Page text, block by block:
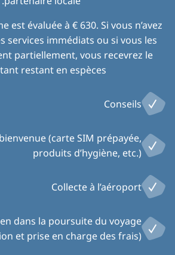
est évaluée à € 630. Si vous n’avez
services immédiats ou si vous les
partiellement, vous recevrez le
restant en espèces.
Conseils
(carte SIM prépayée,
produits d’hygiène, etc.)
Collecte à l’aéroport
dans la poursuite du voyage
et prise en charge des frais)